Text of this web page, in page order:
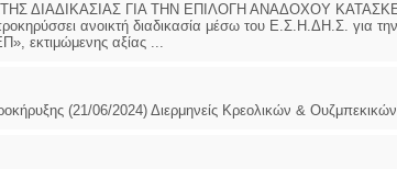
ΔΙΑΔΙΚΑΣΙΑΣ ΓΙΑ ΤΗΝ ΕΠΙΛΟΓΗ ΑΝΑΔΟΧΟΥ
ανοικτή διαδικασία μέσω του Ε.Σ.Η.ΔΗ.Σ. για
εκτιμώμενης αξίας ...
2024) Διερμηνείς Κρεολικών & Ουζμπεκικών